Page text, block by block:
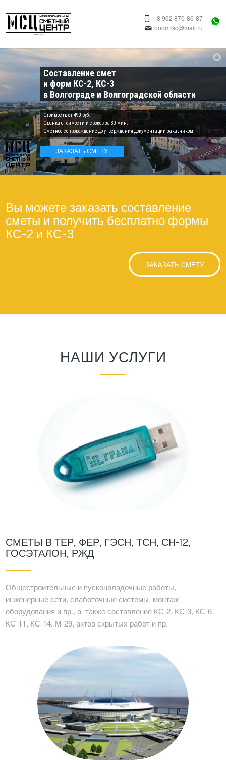
8 962 870-86-87
ooomrsc@mail.ru
Cтоимость от 490 руб.
Оценка стоимости и сроков за 30 мин.
Сметное сопровождение до утверждения документации заказчиком
Составление смет
и форм КС-2, КС-3
в Волгограде и Волгоградской области
ЗАКАЗАТЬ СМЕТУ
Вы можете заказать составление
сметы и получить бесплатно формы
КС-2 и КС-3
ЗАКАЗАТЬ СМЕТУ
НАШИ УСЛУГИ
СМЕТЫ В ТЕР, ФЕР, ГЭСН, ТСН, СН-12,
ГОСЭТАЛОН, РЖД
Общестроительные и пусконаладочные работы,
инженерные сети, слаботочные системы, монтаж
оборудования и пр., а также составление КС-2, КС-3, КС-6,
КС-11, КС-14, М-29, актов скрытых работ и пр.